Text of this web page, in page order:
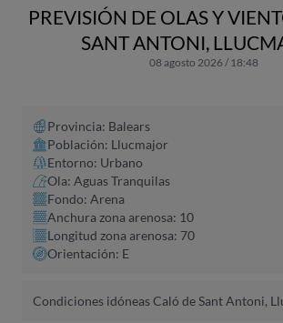
PREVISIÓN DE OLAS Y
SANT ANTONI,
08 agosto 2026 / 18:48
Provincia: Balears
Población: Llucmajor
Entorno: Urbano
Ola: Aguas Tranquilas
Fondo: Arena
Anchura zona arenosa: 10
Longitud zona arenosa: 70
Orientación: E
Condiciones idóneas Caló de Sant Antoni,